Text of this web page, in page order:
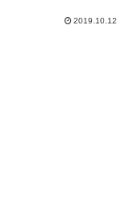
2019.10.12